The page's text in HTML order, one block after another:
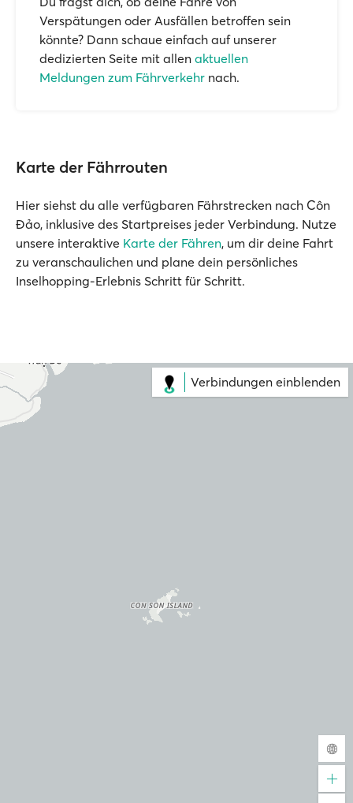
Verspätungen oder Ausfällen betroffen sein
könnte? Dann schaue einfach auf unserer
dedizierten Seite mit allen aktuellen
Meldungen zum Fährverkehr nach.
Karte der Fährrouten
Hier siehst du alle verfügbaren Fährstrecken nach Côn
Đảo, inklusive des Startpreises jeder Verbindung. Nutze
unsere interaktive Karte der Fähren, um dir deine Fahrt
zu veranschaulichen und plane dein persönliches
Inselhopping-Erlebnis Schritt für Schritt.
Verbindungen einblenden